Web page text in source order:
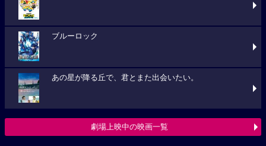
ブルーロック
あの星が降る丘で、君とまた出会いたい。
劇場上映中の映画一覧